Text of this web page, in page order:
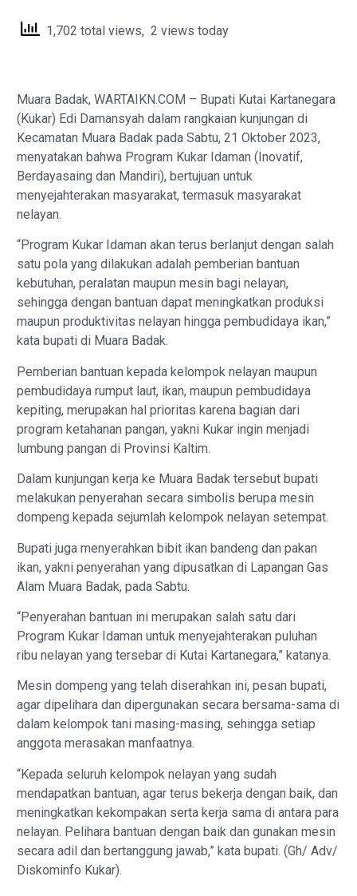
1,702 total views, 2 views today
Muara Badak, WARTAIKN.COM – Bupati Kutai Kartanegara
(Kukar) Edi Damansyah dalam rangkaian kunjungan di
Kecamatan Muara Badak pada Sabtu, 21 Oktober 2023,
menyatakan bahwa Program Kukar Idaman (Inovatif,
Berdayasaing dan Mandiri), bertujuan untuk
menyejahterakan masyarakat, termasuk masyarakat
nelayan.
“Program Kukar Idaman akan terus berlanjut dengan salah
satu pola yang dilakukan adalah pemberian bantuan
kebutuhan, peralatan maupun mesin bagi nelayan,
sehingga dengan bantuan dapat meningkatkan produksi
maupun produktivitas nelayan hingga pembudidaya ikan,”
kata bupati di Muara Badak.
Pemberian bantuan kepada kelompok nelayan maupun
pembudidaya rumput laut, ikan, maupun pembudidaya
kepiting, merupakan hal prioritas karena bagian dari
program ketahanan pangan, yakni Kukar ingin menjadi
lumbung pangan di Provinsi Kaltim.
Dalam kunjungan kerja ke Muara Badak tersebut bupati
melakukan penyerahan secara simbolis berupa mesin
dompeng kepada sejumlah kelompok nelayan setempat.
Bupati juga menyerahkan bibit ikan bandeng dan pakan
ikan, yakni penyerahan yang dipusatkan di Lapangan Gas
Alam Muara Badak, pada Sabtu.
“Penyerahan bantuan ini merupakan salah satu dari
Program Kukar Idaman untuk menyejahterakan puluhan
ribu nelayan yang tersebar di Kutai Kartanegara,” katanya.
Mesin dompeng yang telah diserahkan ini, pesan bupati,
agar dipelihara dan dipergunakan secara bersama-sama di
dalam kelompok tani masing-masing, sehingga setiap
anggota merasakan manfaatnya.
“Kepada seluruh kelompok nelayan yang sudah
mendapatkan bantuan, agar terus bekerja dengan baik, dan
meningkatkan kekompakan serta kerja sama di antara para
nelayan. Pelihara bantuan dengan baik dan gunakan mesin
secara adil dan bertanggung jawab,” kata bupati. (Gh/ Adv/
Diskominfo Kukar).